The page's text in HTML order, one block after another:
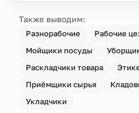
Также выводим:
Разнорабочие Рабочие
Мойщики посуды
Раскладчики товара
Приёмщики сырья
Укладчики